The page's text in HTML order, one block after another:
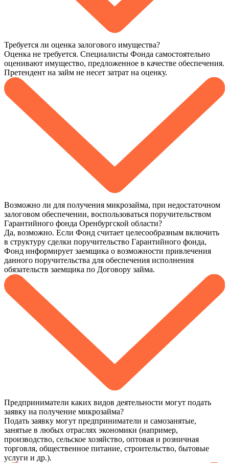
Требуется ли оценка залогового имущества?
Оценка не требуется. Специалисты Фонда самостоятельно
оценивают имущество, предложенное в качестве обеспечения.
Претендент на займ не несет затрат на оценку.
Возможно ли для получения микрозайма, при недостаточном
залоговом обеспечении, воспользоваться поручительством
Гарантийного фонда Оренбургской области?
Да, возможно. Если Фонд считает целесообразным включить
в структуру сделки поручительство Гарантийного фонда,
Фонд информирует заемщика о возможности привлечения
данного поручительства для обеспечения исполнения
обязательств заемщика по Договору займа.
Предприниматели каких видов деятельности могут подать
заявку на получение микрозайма?
Подать заявку могут предприниматели и самозанятые,
занятые в любых отраслях экономики (например,
производство, сельское хозяйство, оптовая и розничная
торговля, общественное питание, строительство, бытовые
услуги и др.).